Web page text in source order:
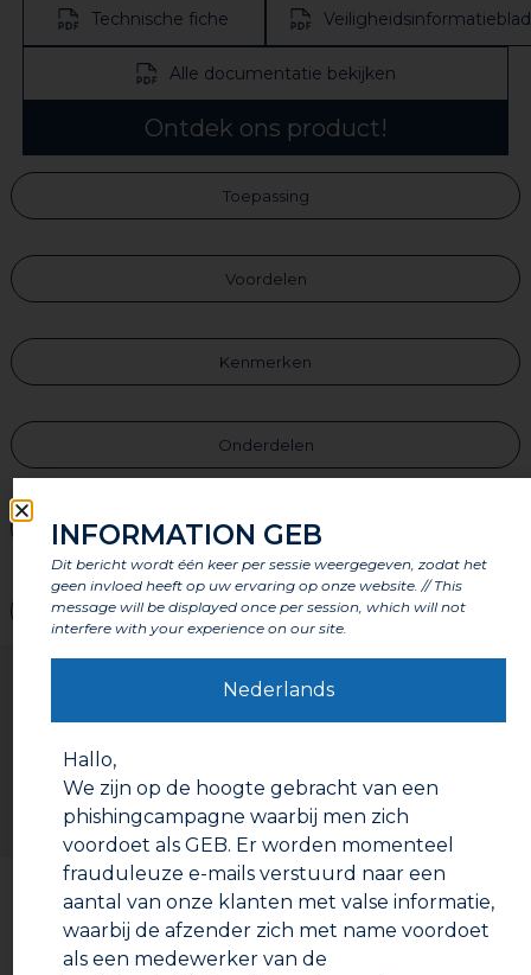
Technische fiche Veiligheidsinformatieblad
Alle documentatie bekijken
Ontdek ons product!
Toepassing
Voordelen
Kenmerken
Onderdelen
Labels en certificeringen
Waarschuwingen
Gebruiksaanwijzing
Oppervlakken reinigen en ontvetten indien nodig.
Indien nodig de verbindingen opruwen met een
zaagblad of een vijl voor een betere hechting van
het product op de draad.
Gebruiksinstructie:
Koord licht aanspannen en om einde verbinding
wikkelen, in de richting van de schroefdraad. Het is
niet nodig om de groef van de schroefdraden te
volgen.
Documentatie om te downloaden
Technische fiche
INFORMATION GEB
Dit bericht wordt één keer per sessie weergegeven, zodat het
geen invloed heeft op uw ervaring op onze website. // This
message will be displayed once per session, which will not
interfere with your experience on our site.
Nederlands
Hallo,
We zijn op de hoogte gebracht van een
phishingcampagne waarbij men zich
voordoet als GEB. Er worden momenteel
frauduleuze e-mails verstuurd naar een
aantal van onze klanten met valse informatie,
waarbij de afzender zich met name voordoet
als een medewerker van de